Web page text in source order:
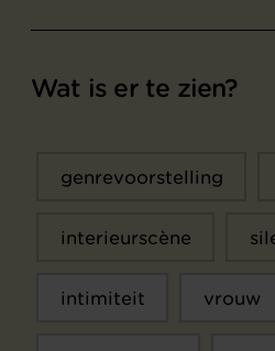
Wat is er te zien?
genrevoorstelling
interieurscène
intimiteit vrouw